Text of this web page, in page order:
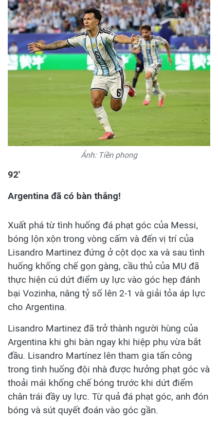
Ảnh: Tiền phong
92'
Argentina đã có bàn thắng!
Xuất phá từ tình huống đá phạt góc của Messi,
bóng lộn xộn trong vòng cấm và đến vị trí của
Lisandro Martinez đứng ở cột dọc xa và sau tình
huống khống chế gọn gàng, cầu thủ của MU đã
thực hiện cú dứt điểm uy lực vào góc hẹp đánh
bại Vozinha, nâng tỷ số lên 2-1 và giải tỏa áp lực
cho Argentina.
Lisandro Martinez đã trở thành người hùng của
Argentina khi ghi bàn ngay khi hiệp phụ vừa bắt
đầu. Lisandro Martínez lên tham gia tấn công
trong tình huống đội nhà được hưởng phạt góc và
thoải mái khống chế bóng trước khi dứt điểm
chân trái đầy uy lực. Từ quả đá phạt góc, anh đón
bóng và sút quyết đoán vào góc gần.